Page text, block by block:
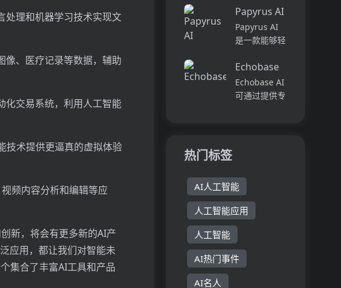
处理和机器学习技术实现文
像、医疗记录等数据，辅助
化交易系统，利用人工智能
技术提供更逼真的虚拟体验
频内容分析和编辑等应
新，将会有更多新的AI产
应用，都让我们对智能未
集合了丰富AI工具和产品
在,并采取
行...
各个领域的优
秀专业人才。
体验协作的力
量，释放你的
创意潜能。
而设计的在线
即时通讯和协
作平台。它将
话和工作流集
中在一个地
方,实现无缝
连接。主要功
Papyrus AI
Papyrus AI
是一款能够轻
言分析电子表
格数据的助
手。它可以回
合...
Echobase
Echobase AI
可通过提供专
擅长问答、分
析和任务完
成。...
热门标签
AI人工智能
人工智能应用
人工智能
AI热门事件
AI名人